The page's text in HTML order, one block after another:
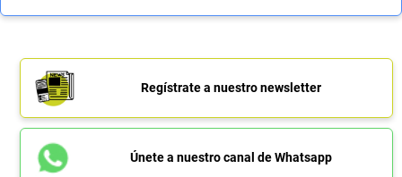
Regístrate a nuestro newsletter
Únete a nuestro canal de Whatsapp